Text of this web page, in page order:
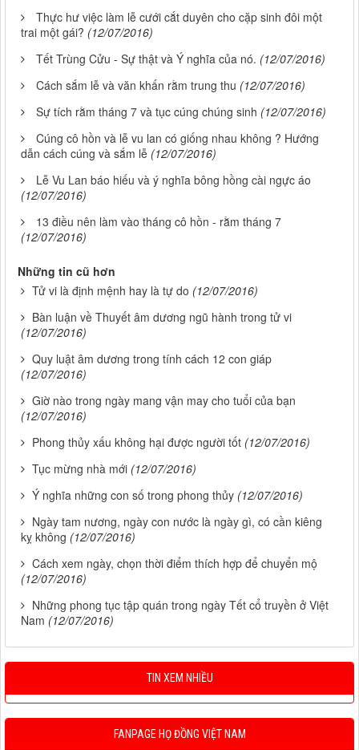
Thực hư việc làm lễ cưới cắt duyên cho cặp sinh đôi một
trai một gái? (12/07/2016)
Tết Trùng Cửu - Sự thật và Ý nghĩa của nó. (12/07/2016)
Cách sắm lễ và văn khấn rằm trung thu (12/07/2016)
Sự tích rằm tháng 7 và tục cúng chúng sinh (12/07/2016)
Cúng cô hồn và lễ vu lan có giống nhau không ? Hướng
dẫn cách cúng và sắm lễ (12/07/2016)
Lễ Vu Lan báo hiếu và ý nghĩa bông hồng cài ngực áo
(12/07/2016)
13 điều nên làm vào tháng cô hồn - rằm tháng 7
(12/07/2016)
Những tin cũ hơn
Tử vi là định mệnh hay là tự do (12/07/2016)
Bàn luận về Thuyết âm dương ngũ hành trong tử vi
(12/07/2016)
Quy luật âm dương trong tính cách 12 con giáp
(12/07/2016)
Giờ nào trong ngày mang vận may cho tuổi của bạn
(12/07/2016)
Phong thủy xấu không hại được người tốt (12/07/2016)
Tục mừng nhà mới (12/07/2016)
Ý nghĩa những con số trong phong thủy (12/07/2016)
Ngày tam nương, ngày con nước là ngày gì, có cần kiêng
kỵ không (12/07/2016)
Cách xem ngày, chọn thời điểm thích hợp để chuyển mộ
(12/07/2016)
Những phong tục tập quán trong ngày Tết cổ truyền ở Việt
Nam (12/07/2016)
TIN XEM NHIỀU
FANPAGE HỌ ĐỒNG VIỆT NAM